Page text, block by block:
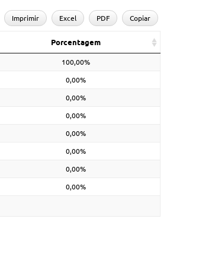
Imprimir Excel PDF Copiar
Porcentagem
100,00%
0,00%
0,00%
0,00%
0,00%
0,00%
0,00%
0,00%